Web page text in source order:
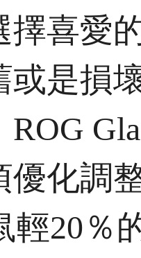
擇喜愛
或是損
優化調
輕20％